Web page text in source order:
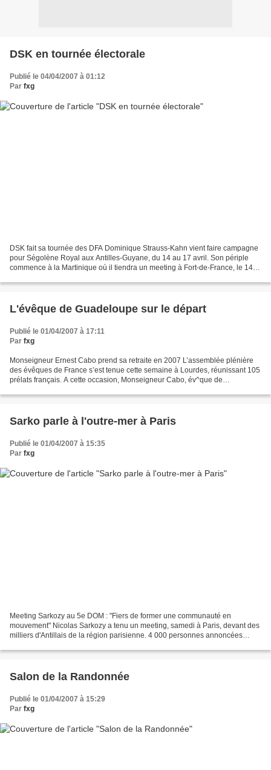
DSK en tournée électorale
Publié le 04/04/2007 à 01:12
Par fxg
DSK fait sa tournée des DFA Dominique Strauss-Kahn vient faire campagne
pour Ségolène Royal aux Antilles-Guyane, du 14 au 17 avril. Son périple
commence à la Martinique où il tiendra un meeting à Fort-de-France, le 14
L'évêque de Guadeloupe sur le départ
Publié le 01/04/2007 à 17:11
Par fxg
Monseigneur Ernest Cabo prend sa retraite en 2007 L’assemblée plénière
des évêques de France s’est tenue cette semaine à Lourdes, réunissant 105
prélats français. A cette occasion, Monseigneur Cabo, év^que de
Sarko parle à l'outre-mer à Paris
Publié le 01/04/2007 à 15:35
Par fxg
Meeting Sarkozy au 5e DOM : "Fiers de former une communauté en
mouvement" Nicolas Sarkozy a tenu un meeting, samedi à Paris, devant des
milliers d'Antillais de la région parisienne. 4 000 personnes annoncées
Salon de la Randonnée
Publié le 01/04/2007 à 15:29
Par fxg